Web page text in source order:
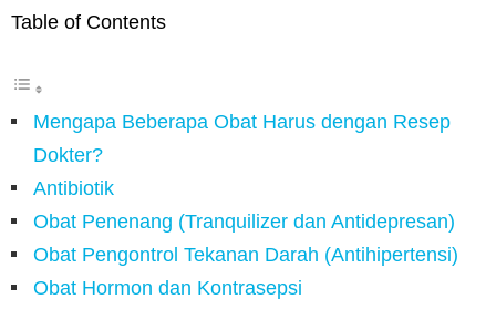
Table of Contents
Mengapa Beberapa Obat Harus dengan Resep
Dokter?
Antibiotik
Obat Penenang (Tranquilizer dan Antidepresan)
Obat Pengontrol Tekanan Darah (Antihipertensi)
Obat Hormon dan Kontrasepsi